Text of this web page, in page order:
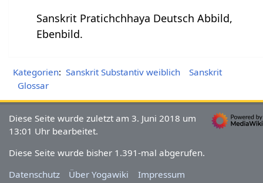
Sanskrit Pratichchhaya Deutsch Abbild,
Ebenbild.
Kategorien: Sanskrit Substantiv weiblich
Sanskrit
Glossar
Diese Seite wurde zuletzt am 3. Juni 2018 um
13:01 Uhr bearbeitet.
Diese Seite wurde bisher 1.391-mal abgerufen.
Datenschutz
Über Yogawiki Impressum